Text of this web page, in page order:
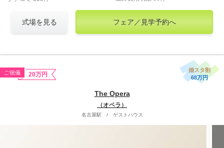
式場を見る フェア／見学予約へ
ご祝儀 20万円
婚スタ割
68万円
The Opera
（オペラ）
名古屋駅 / ゲストハウス